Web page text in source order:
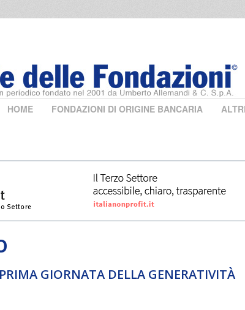
HOME FONDAZIONI DI ORIGINE BANCARIA
GIORNATA DELLA GENERATIVITÀ